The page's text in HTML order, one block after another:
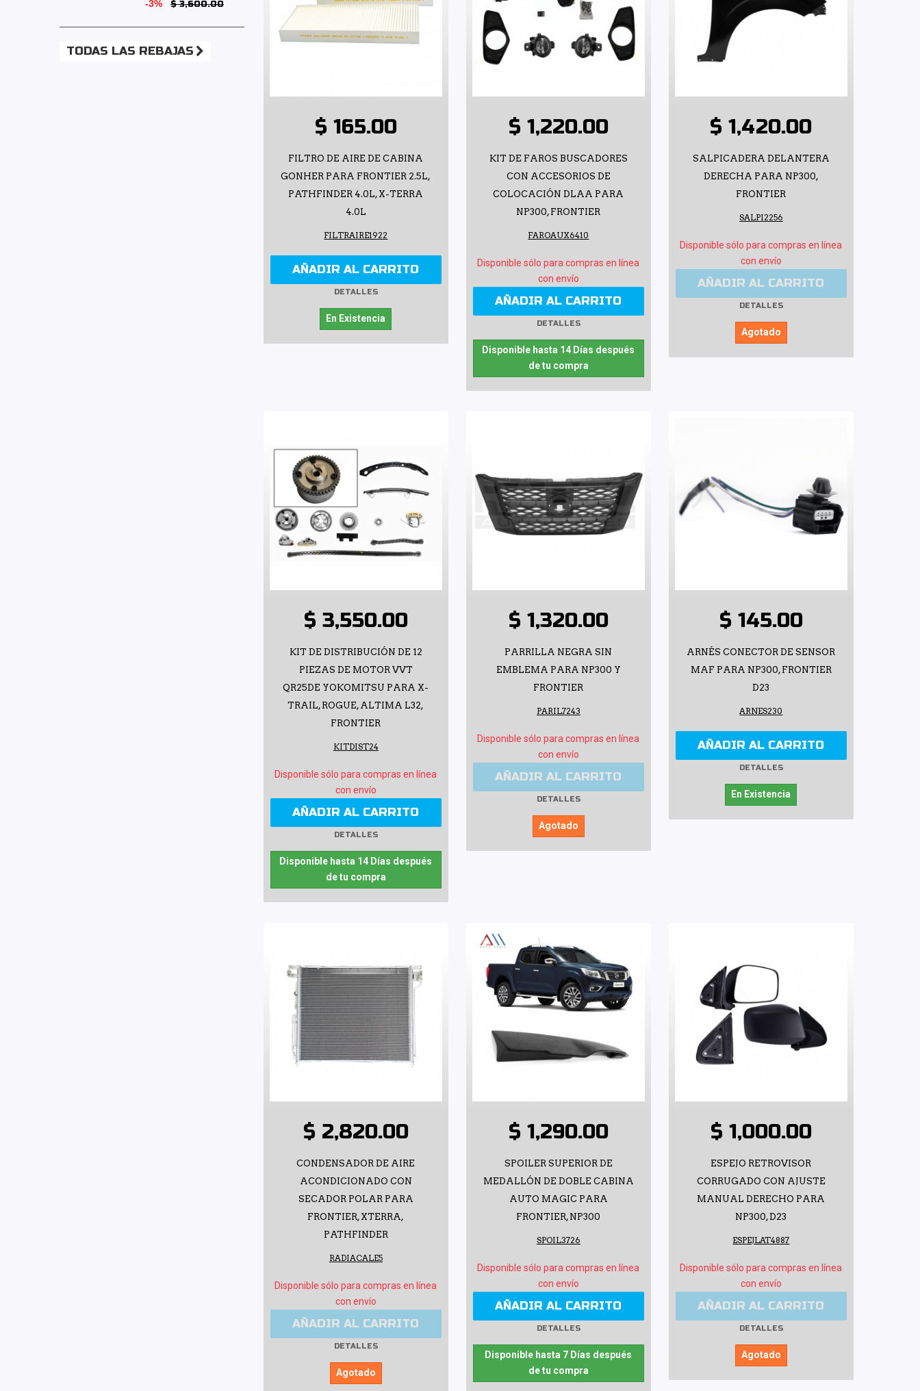
-3% $ 3,600.00
TODAS LAS REBAJAS
$ 165.00
FILTRO DE AIRE DE CABINA
GONHER PARA FRONTIER 2.5L,
PATHFINDER 4.0L, X-TERRA
4.0L
FILTRAIRE1922
AÑADIR AL CARRITO
DETALLES
En Existencia
$ 1,220.00
KIT DE FAROS BUSCADORES
CON ACCESORIOS DE
COLOCACIÓN DLAA PARA
NP300, FRONTIER
FAROAUX6410
Disponible sólo para compras en línea
con envío
AÑADIR AL CARRITO
DETALLES
Disponible hasta 14 Días después
de tu compra
$ 1,420.00
SALPICADERA DELANTERA
DERECHA PARA NP300,
FRONTIER
SALPI2256
Disponible sólo para compras en línea
con envío
AÑADIR AL CARRITO
DETALLES
Agotado
$ 3,550.00
KIT DE DISTRIBUCIÓN DE 12
PIEZAS DE MOTOR VVT
QR25DE YOKOMITSU PARA X-
TRAIL, ROGUE, ALTIMA L32,
FRONTIER
KITDIST24
Disponible sólo para compras en línea
con envío
AÑADIR AL CARRITO
DETALLES
Disponible hasta 14 Días después
de tu compra
$ 1,320.00
PARRILLA NEGRA SIN
EMBLEMA PARA NP300 Y
FRONTIER
PARIL7243
Disponible sólo para compras en línea
con envío
AÑADIR AL CARRITO
DETALLES
Agotado
$ 145.00
ARNÉS CONECTOR DE SENSOR
MAF PARA NP300, FRONTIER
D23
ARNES230
AÑADIR AL CARRITO
DETALLES
En Existencia
$ 2,820.00
CONDENSADOR DE AIRE
ACONDICIONADO CON
SECADOR POLAR PARA
FRONTIER, XTERRA,
PATHFINDER
RADIACALE5
Disponible sólo para compras en línea
con envío
AÑADIR AL CARRITO
DETALLES
Agotado
$ 1,290.00
SPOILER SUPERIOR DE
MEDALLÓN DE DOBLE CABINA
AUTO MAGIC PARA
FRONTIER, NP300
SPOIL3726
Disponible sólo para compras en línea
con envío
AÑADIR AL CARRITO
DETALLES
Disponible hasta 7 Días después
de tu compra
$ 1,000.00
ESPEJO RETROVISOR
CORRUGADO CON AJUSTE
MANUAL DERECHO PARA
NP300, D23
ESPEJLAT4887
Disponible sólo para compras en línea
con envío
AÑADIR AL CARRITO
DETALLES
Agotado